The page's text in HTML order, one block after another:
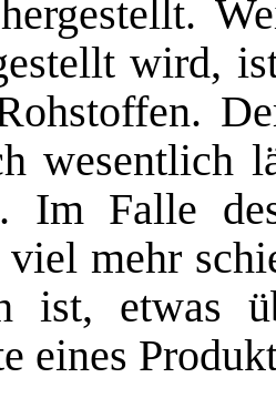
wird,
wesentlich
Im Falle
viel mehr
ist, etwas
eines